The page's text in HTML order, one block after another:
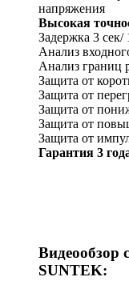
напряжения
Высокая
Задержка 3 сек/
Анализ
Анализ границ
Защита от
Защита от
Защита от
Защита от
Защита от
Гарантия 3
Видеообзор
SUNTEK: